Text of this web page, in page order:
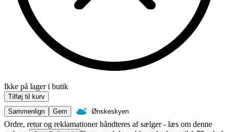
Ikke på lager i butik
Tilføj til kurv
Sammenlign
Gem Ønskeskyen
Ordre, retur og reklamationer håndteres af sælger - læs om denne